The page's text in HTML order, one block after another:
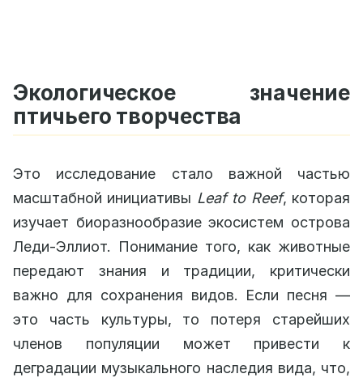
Экологическое значение
птичьего творчества
Это исследование стало важной частью
масштабной инициативы Leaf to Reef, которая
изучает биоразнообразие экосистем острова
Леди-Эллиот. Понимание того, как животные
передают знания и традиции, критически
важно для сохранения видов. Если песня —
это часть культуры, то потеря старейших
членов популяции может привести к
деградации музыкального наследия вида, что,